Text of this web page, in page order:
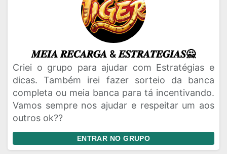
𝑴𝑬𝑰𝑨 𝑹𝑬𝑪𝑨𝑹𝑮𝑨 & 𝑬𝑺𝑻𝑹𝑨𝑻𝑬𝑮𝑰𝑨𝑺🙅
Criei o grupo para ajudar com Estratégias e
dicas. Também irei fazer sorteio da banca
completa ou meia banca para tá incentivando.
Vamos sempre nos ajudar e respeitar um aos
outros ok??
ENTRAR NO GRUPO